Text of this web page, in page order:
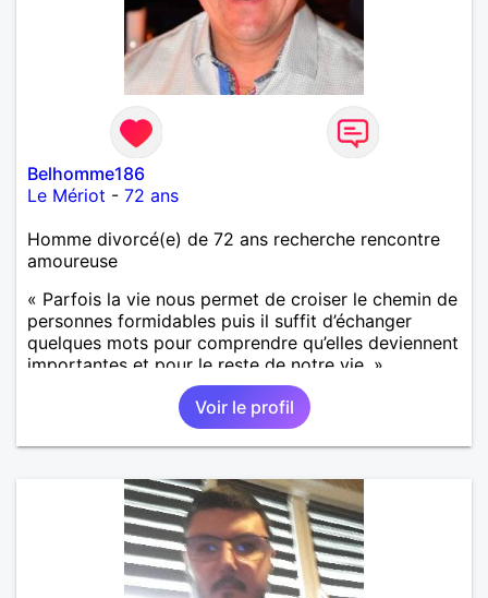
Belhomme186
Le Mériot - 72 ans
Homme divorcé(e) de 72 ans recherche rencontre
amoureuse
« Parfois la vie nous permet de croiser le chemin de
personnes formidables puis il suffit d’échanger
quelques mots pour comprendre qu’elles deviennent
importantes et pour le reste de notre vie. »
Voir le profil